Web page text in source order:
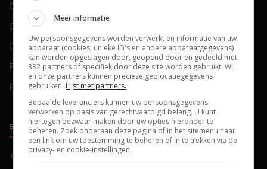
Contact
Over ons
Colofon
FAQ
Blog
Cookies
Cookievoorkeuren
SOCIALS
Facebook
ONTDEKKEN
Meer informatie
Uw persoonsgegevens worden verwerkt en informatie van uw
apparaat (cookies, unieke ID's en andere apparaatgegevens)
kan worden opgeslagen door, geopend door en gedeeld met
332 partners of specifiek door deze site worden gebruikt. Wij
en onze partners kunnen precieze geolocatiegegevens
gebruiken. Lijst met partners.
Bepaalde leveranciers kunnen uw persoonsgegevens
verwerken op basis van gerechtvaardigd belang. U kunt
hiertegen bezwaar maken door uw opties hieronder te
beheren. Zoek onderaan deze pagina of in het sitemenu naar
een link om uw toestemming te beheren of in te trekken via de
privacy- en cookie-instellingen.